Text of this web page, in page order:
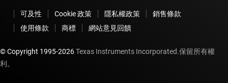
可及性 Cookie 政策 隱私權政策
銷售條款
使用條款
商標 網站意見回饋
© Copyright 1995-2026Texas Instruments Incorporated.保留所有權
利。